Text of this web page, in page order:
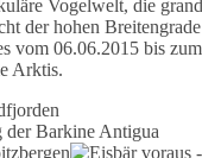
Vogelwelt, die
der hohen
vom 06.06.2015 bis
Arktis.